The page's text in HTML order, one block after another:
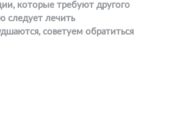
которые требуют другого
следует лечить
советуем обратиться